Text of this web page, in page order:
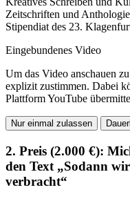
Zeitschriften und
Stipendiat des 23.
Eingebundenes Video
Um das Video anschauen
explizit zustimmen. Dabei
Plattform YouTube
Nur einmal zulassen
2. Preis (2.000 €):
den Text „Sodann
verbracht“